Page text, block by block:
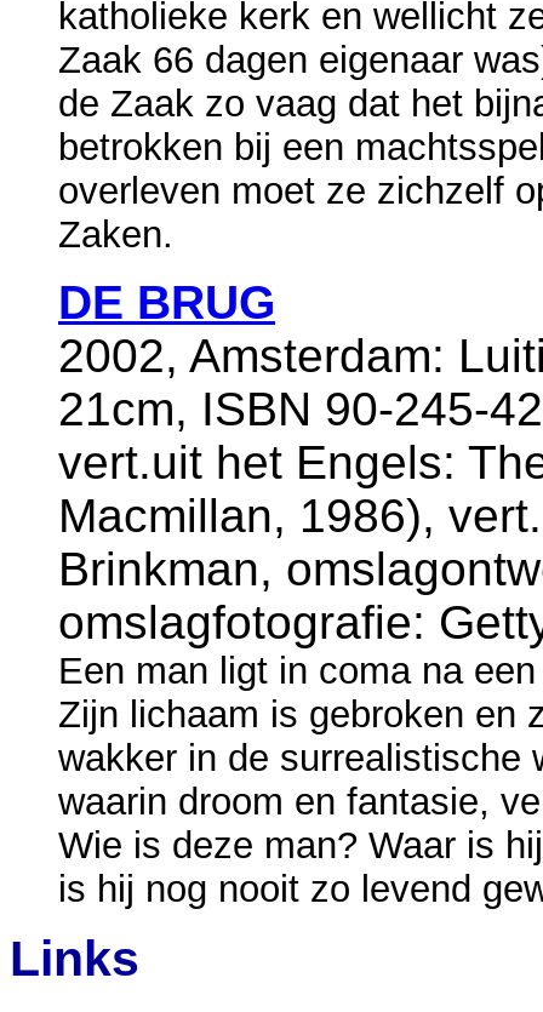
katholieke kerk en wellicht
Zaak 66 dagen eigenaar
de Zaak zo vaag dat het
betrokken bij een
overleven moet ze zichzelf
Zaken.
DE BRUG
2002, Amsterdam:
21cm, ISBN 90-245-
vert.uit het Engels:
Macmillan, 1986),
Brinkman,
omslagfotografie:
Een man ligt in coma na
Zijn lichaam is gebroken en
wakker in de surrealistische
waarin droom en fantasie,
Wie is deze man? Waar is
is hij nog nooit zo levend
Links